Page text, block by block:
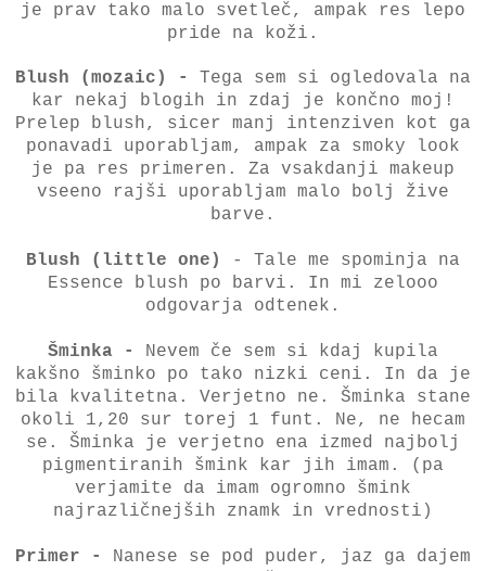
je prav tako malo svetleč, ampak res lepo
pride na koži.
Blush (mozaic) - Tega sem si ogledovala na
kar nekaj blogih in zdaj je končno moj!
Prelep blush, sicer manj intenziven kot ga
ponavadi uporabljam, ampak za smoky look
je pa res primeren. Za vsakdanji makeup
vseeno rajši uporabljam malo bolj žive
barve.
Blush (little one)
- Tale me spominja na
Essence blush po barvi. In mi zelooo
odgovarja odtenek.
Šminka - Nevem če sem si kdaj kupila
kakšno šminko po tako nizki ceni. In da je
bila kvalitetna. Verjetno ne. Šminka stane
okoli 1,20 sur torej 1 funt. Ne, ne hecam
se. Šminka je verjetno ena izmed najbolj
pigmentiranih šmink kar jih imam. (pa
verjamite da imam ogromno šmink
najrazličnejših znamk in vrednosti)
Primer - Nanese se pod puder, jaz ga dajem